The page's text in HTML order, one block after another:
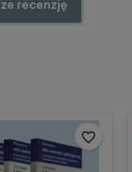
recenzję
favorite_border